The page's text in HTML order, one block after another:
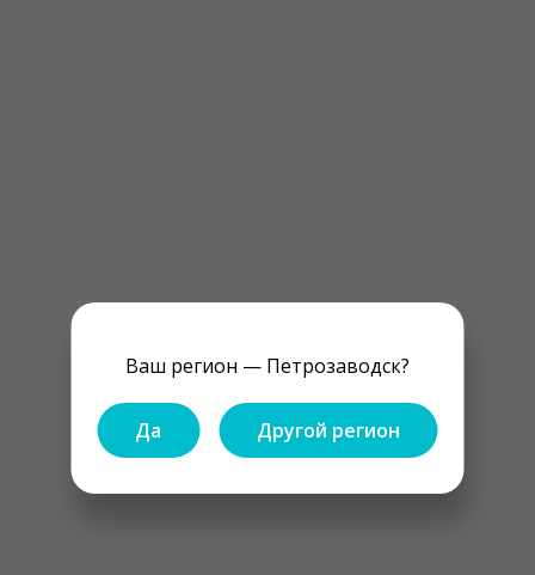
Ваш регион — Петрозаводск?
Да Другой регион